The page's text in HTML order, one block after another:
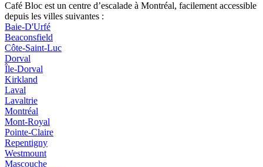
Café Bloc est un centre d’escalade à Montréal, facilement accessible
depuis les villes suivantes :
Baie-D'Urfé
Beaconsfield
Côte-Saint-Luc
Dorval
Île-Dorval
Kirkland
Laval
Lavaltrie
Montréal
Mont-Royal
Pointe-Claire
Repentigny
Westmount
Mascouche